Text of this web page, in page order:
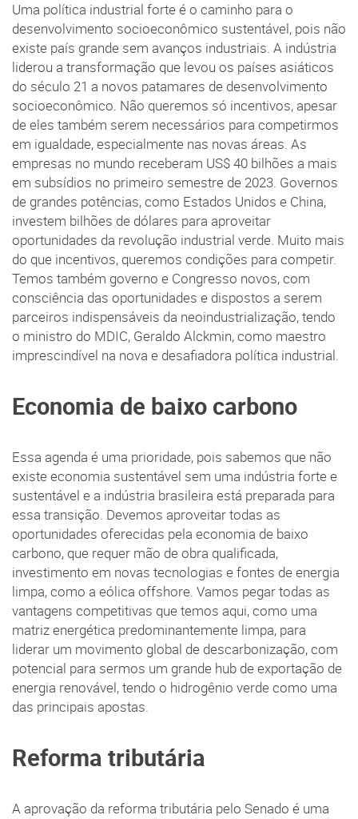
Uma política industrial forte é o caminho para o
desenvolvimento socioeconômico sustentável, pois não
existe país grande sem avanços industriais. A indústria
liderou a transformação que levou os países asiáticos
do século 21 a novos patamares de desenvolvimento
socioeconômico. Não queremos só incentivos, apesar
de eles também serem necessários para competirmos
em igualdade, especialmente nas novas áreas. As
empresas no mundo receberam US$ 40 bilhões a mais
em subsídios no primeiro semestre de 2023. Governos
de grandes potências, como Estados Unidos e China,
investem bilhões de dólares para aproveitar
oportunidades da revolução industrial verde. Muito mais
do que incentivos, queremos condições para competir.
Temos também governo e Congresso novos, com
consciência das oportunidades e dispostos a serem
parceiros indispensáveis da neoindustrialização, tendo
o ministro do MDIC, Geraldo Alckmin, como maestro
imprescindível na nova e desafiadora política industrial.
Economia de baixo carbono
Essa agenda é uma prioridade, pois sabemos que não
existe economia sustentável sem uma indústria forte e
sustentável e a indústria brasileira está preparada para
essa transição. Devemos aproveitar todas as
oportunidades oferecidas pela economia de baixo
carbono, que requer mão de obra qualificada,
investimento em novas tecnologias e fontes de energia
limpa, como a eólica offshore. Vamos pegar todas as
vantagens competitivas que temos aqui, como uma
matriz energética predominantemente limpa, para
liderar um movimento global de descarbonização, com
potencial para sermos um grande hub de exportação de
energia renovável, tendo o hidrogênio verde como uma
das principais apostas.
Reforma tributária
A aprovação da reforma tributária pelo Senado é uma